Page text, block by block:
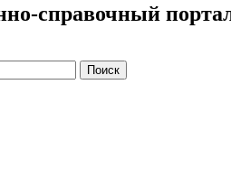
справочный